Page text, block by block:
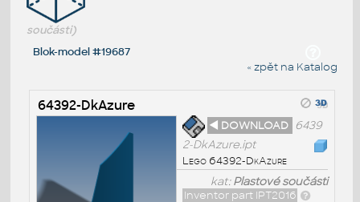
součásti)
Blok-model #19687
« zpět na Katalog
64392-DkAzure
◄ DOWNLOAD
6439
2-DkAzure.ipt
Lego 64392-DkAzure
kat:Plastové součásti
Inventor part IPT2016